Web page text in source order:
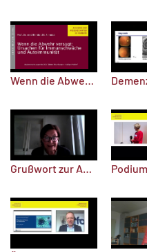
Wenn die Abwehr versagt: Ursachen für Immunschwäche und Autoimmunität
Grußwort zur Akademie­vorlesungsreihe 2021 „Seltene Erkrankungen – häufiges Problem“